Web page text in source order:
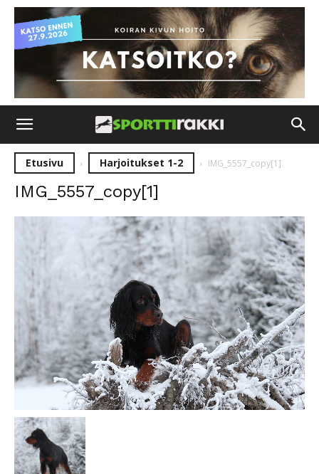
Etusivu Harjoitukset 1-2 IMG_5557_copy[1]
IMG_5557_copy[1]